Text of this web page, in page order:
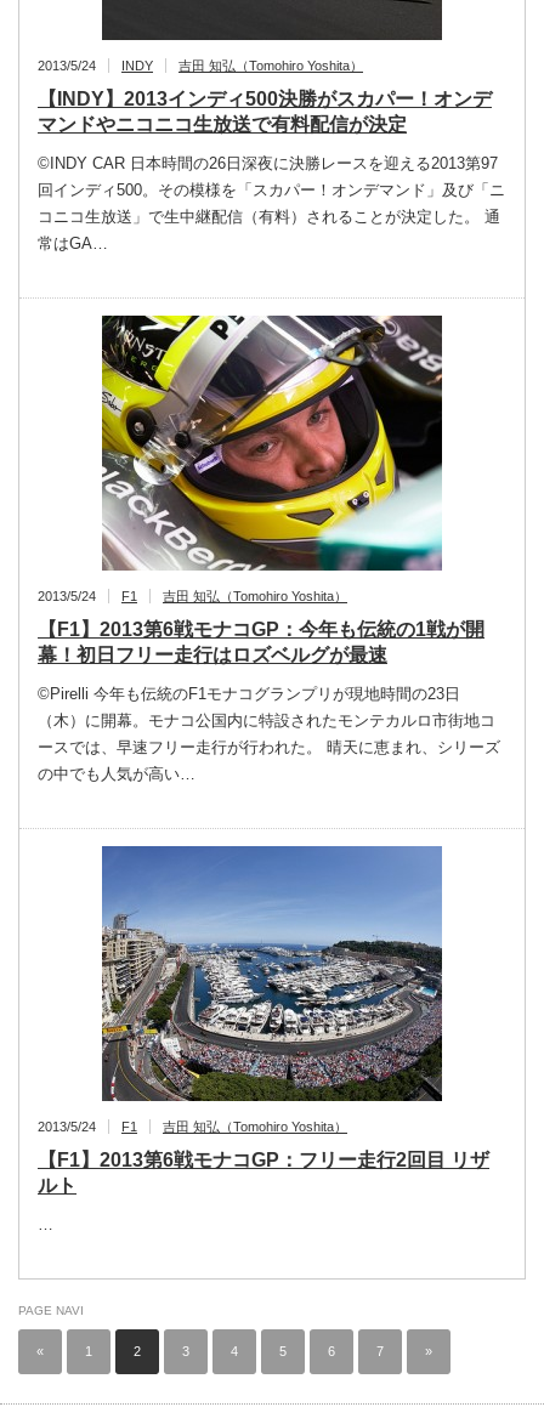
2013/5/24 INDY 吉田 知弘（Tomohiro Yoshita）
【INDY】2013インディ500決勝がスカパー！オンデ
マンドやニコニコ生放送で有料配信が決定
©INDY CAR 日本時間の26日深夜に決勝レースを迎える2013第97
回インディ500。その模様を「スカパー！オンデマンド」及び「ニ
コニコ生放送」で生中継配信（有料）されることが決定した。 通
常はGA…
2013/5/24 F1 吉田 知弘（Tomohiro Yoshita）
【F1】2013第6戦モナコGP：今年も伝統の1戦が開
幕！初日フリー走行はロズベルグが最速
©Pirelli 今年も伝統のF1モナコグランプリが現地時間の23日
（木）に開幕。モナコ公国内に特設されたモンテカルロ市街地コ
ースでは、早速フリー走行が行われた。 晴天に恵まれ、シリーズ
の中でも人気が高い…
2013/5/24 F1 吉田 知弘（Tomohiro Yoshita）
【F1】2013第6戦モナコGP：フリー走行2回目 リザ
ルト
…
PAGE NAVI
« 1 2 3 4 5 6 7 »